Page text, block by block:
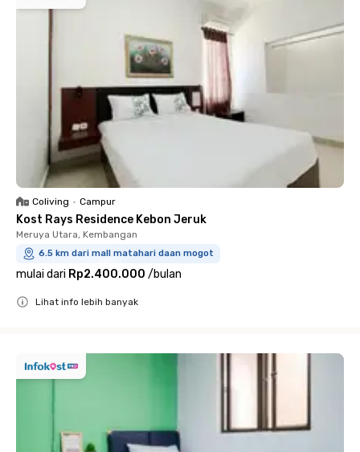
Coliving • Campur
Kost Rays Residence Kebon Jeruk
Meruya Utara, Kembangan
6.5 km dari mall matahari daan mogot
mulai dari Rp2.400.000 /bulan
Lihat info lebih banyak